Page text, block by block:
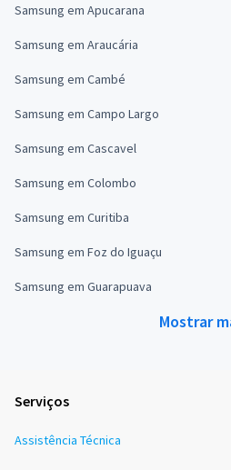
Samsung em Apucarana
Samsung em Araucária
Samsung em Cambé
Samsung em Campo Largo
Samsung em Cascavel
Samsung em Colombo
Samsung em Curitiba
Samsung em Foz do Iguaçu
Samsung em Guarapuava
Mostrar
Serviços
Assistência Técnica